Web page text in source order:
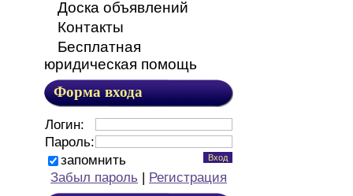
Доска объявлений
Контакты
Бесплатная
юридическая помощь
Форма входа
Логин:
Пароль:
запомнить
Забыл пароль | Регистрация